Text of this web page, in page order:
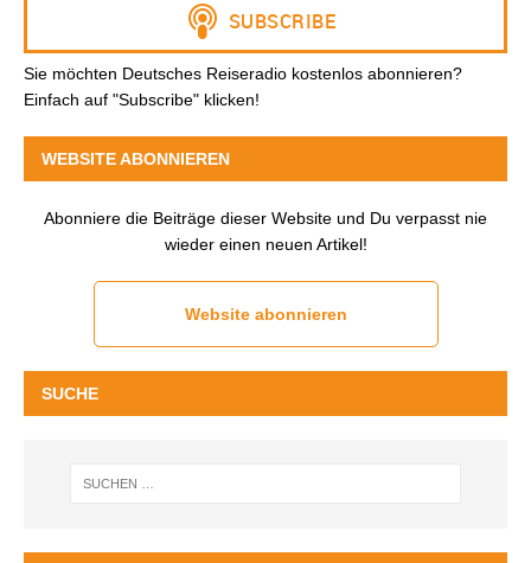
Sie möchten Deutsches Reiseradio kostenlos abonnieren?
Einfach auf "Subscribe" klicken!
WEBSITE ABONNIEREN
Abonniere die Beiträge dieser Website und Du verpasst nie
wieder einen neuen Artikel!
Website abonnieren
SUCHE